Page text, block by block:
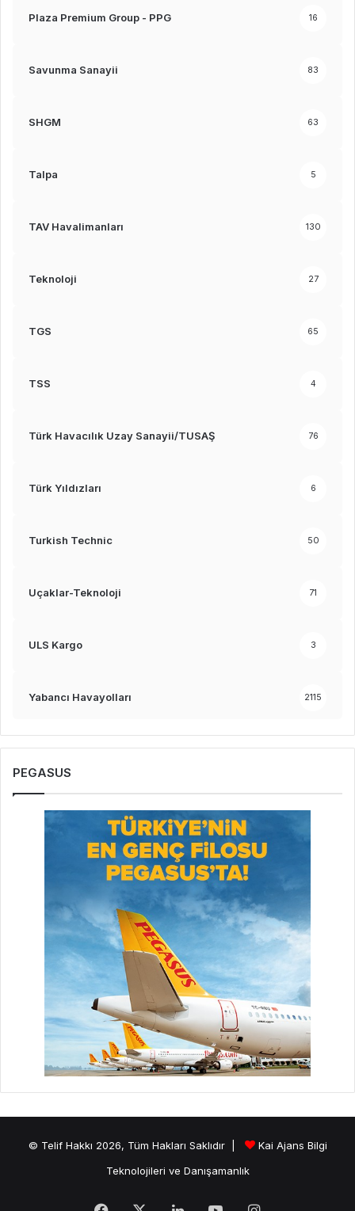
Plaza Premium Group - PPG 16
Savunma Sanayii 83
SHGM 63
Talpa 5
TAV Havalimanları 130
Teknoloji 27
TGS 65
TSS 4
Türk Havacılık Uzay Sanayii/TUSAŞ 76
Türk Yıldızları 6
Turkish Technic 50
Uçaklar-Teknoloji 71
ULS Kargo 3
Yabancı Havayolları 2115
PEGASUS
© Telif Hakkı 2026, Tüm Hakları Saklıdır |
Kai Ajans Bilgi
Teknolojileri ve Danışamanlık